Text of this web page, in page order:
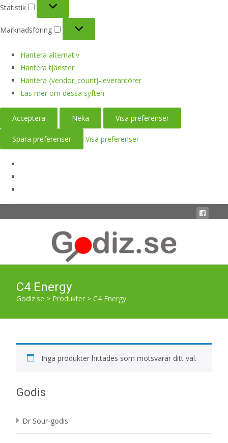
Statistik
Marknadsföring
Hantera alternativ
Hantera tjänster
Hantera {vendor_count}-leverantörer
Läs mer om dessa syften
Acceptera Neka Visa preferenser
Spara preferenser Visa preferenser
C4 Energy
Godiz.se > Produkter > C4 Energy
Inga produkter hittades som motsvarar ditt val.
Godis
Dr Sour-godis